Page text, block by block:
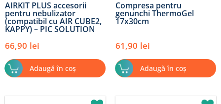
AIRKIT PLUS accesorii
pentru nebulizator
(compatibil cu AIR CUBE2,
KAPPY) – PIC SOLUTION
66,90 lei
Adaugă în coș
Compresa pentru
genunchi ThermoGel
17x30cm
61,90 lei
Adaugă în coș